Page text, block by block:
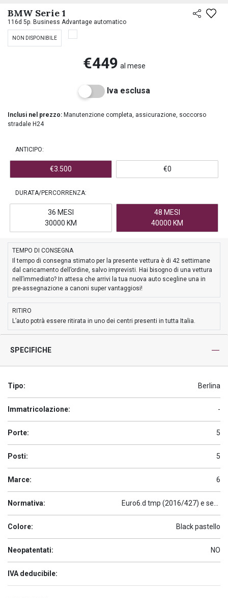
BMW Serie 1
116d 5p. Business Advantage automatico
NON DISPONIBILE
€449 al mese
Iva esclusa
Inclusi nel prezzo: Manutenzione completa, assicurazione, soccorso
stradale H24
ANTICIPO:
€3.500 €0
DURATA/PERCORRENZA:
36 MESI
30000 KM
48 MESI
40000 KM
TEMPO DI CONSEGNA
Il tempo di consegna stimato per la presente vettura è di 42 settimane
dal caricamento dell’ordine, salvo imprevisti. Hai bisogno di una vettura
nell’immediato? In attesa che arrivi la tua nuova auto scegline una in
pre-assegnazione a canoni super vantaggiosi!
RITIRO
L’auto potrà essere ritirata in uno dei centri presenti in tutta Italia.
SPECIFICHE
Tipo: Berlina
Immatricolazione: -
Porte: 5
Posti: 5
Marce: 6
Normativa:
Colore: Black pastello
Neopatentati: NO
IVA deducibile: